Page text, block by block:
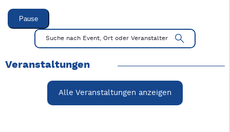
Karussell Veranstaltungen überspringen
Pause
Mit Tab zu den Steuerelementen wechseln. Mit Pfeiltasten
Suche nach Event, Ort oder Veranstalter
Veranstaltungen
Alle Veranstaltungen anzeigen